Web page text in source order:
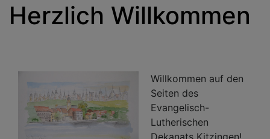
Herzlich Willkommen
Willkommen auf den
Seiten des
Evangelisch-
Lutherischen